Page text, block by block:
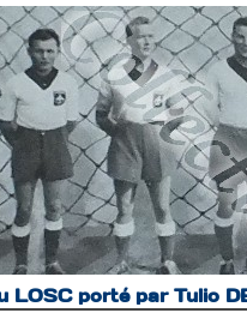
LOSC porté par Tulio